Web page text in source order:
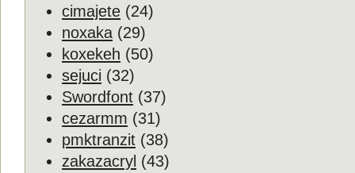
cimajete (24)
noxaka (29)
koxekeh (50)
sejuci (32)
Swordfont (37)
cezarmm (31)
pmktranzit (38)
zakazacryl (43)